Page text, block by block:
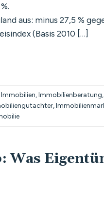
aus: minus 27,5 %
(Basis 2010 […]
Immobilien,Immobilienberatung,
,